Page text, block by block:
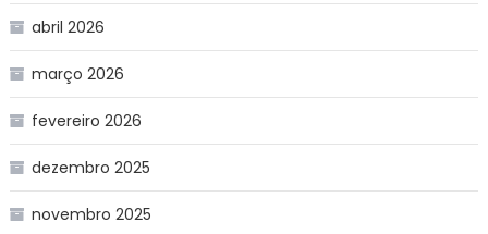
abril 2026
março 2026
fevereiro 2026
dezembro 2025
novembro 2025